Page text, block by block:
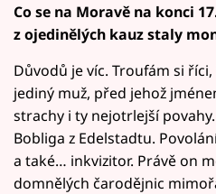
Co se na Moravě na konci
z ojedinělých kauz staly
Důvodů je víc. Troufám si
jediný muž, před jehož
strachy i ty nejotrlejší
Bobliga z Edelstadtu.
a také… inkvizitor. Právě on
domnělých čarodějnic